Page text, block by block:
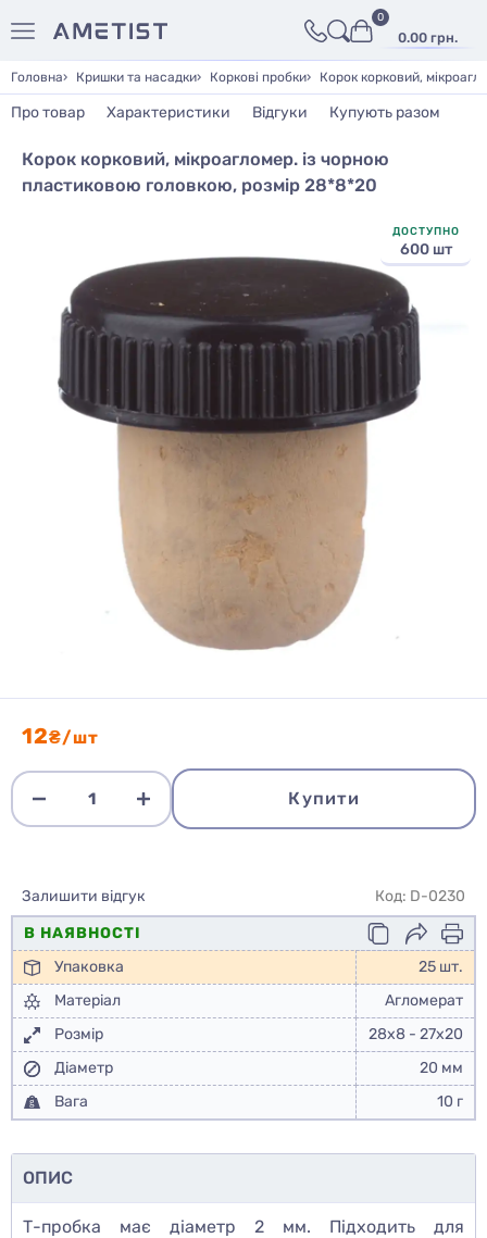
0.00 грн.
0
Головна Кришки та насадки Коркові пробки Корок корковий,
Про товар Характеристики Відгуки Купують разом
Корок корковий, мікроагломер. із чорною
пластиковою головкою, розмір 28*8*20
ДОСТУПНО
600 шт
12₴/шт
Купити
Залишити відгук
Код: D-0230
В НАЯВНОСТІ
Упаковка
25 шт.
Матеріал
Агломерат
Розмір
28х8 - 27х20
Діаметр
20 мм
Вага
10 г
ОПИС
Т-пробка має діаметр 2 мм. Підходить для